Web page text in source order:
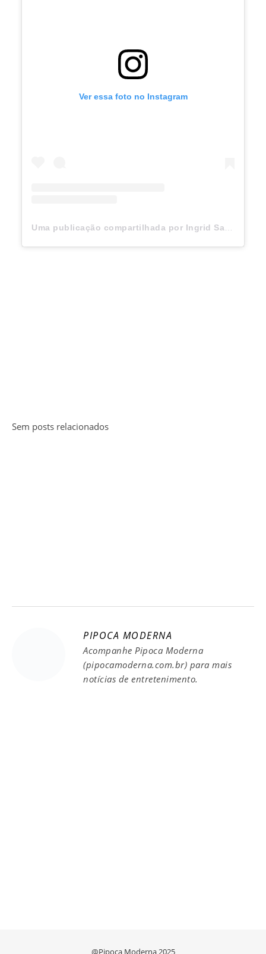
Ver essa foto no Instagram
Sem posts relacionados
PIPOCA MODERNA
Acompanhe Pipoca Moderna
(pipocamoderna.com.br) para mais
notícias de entretenimento.
@Pipoca Moderna 2025